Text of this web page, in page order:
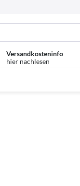
Versandkosteninfo
hier nachlesen